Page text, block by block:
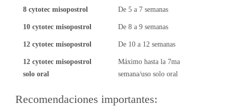
8 cytotec misopostrol De 5 a 7 semanas
10 cytotec misopostrol De 8 a 9 semanas
12 cytotec misopostrol De 10 a 12 semanas
12 cytotec misopostrol
solo oral
Máximo hasta la 7ma
semana/uso solo oral
Recomendaciones importantes: